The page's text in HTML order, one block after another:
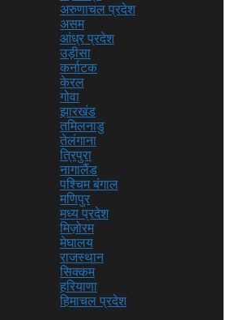
अरुणाचल प्रदेश
असम
आंध्र प्रदेश
उड़ीसा
कर्नाटक
केरल
गोवा
झारखंड
तमिलनाडु
तेलंगाना
त्रिपुरा
नागालैंड
पश्चिम बंगाल
मणिपुर
मध्य प्रदेश
मिज़ोरम
मेघालय
राजस्थान
सिक्कम
हरियाणा
हिमाचल प्रदेश